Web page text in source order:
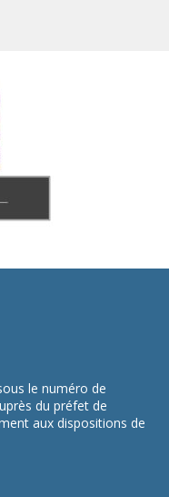
le numéro de
du préfet de
aux dispositions de